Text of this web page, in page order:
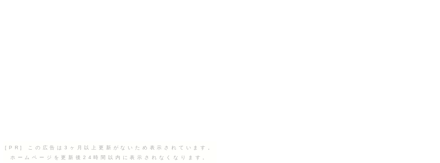
[PR] この広告は3ヶ月以上更新がないため表示されています。
ホームページを更新後24時間以内に表示されなくなります。